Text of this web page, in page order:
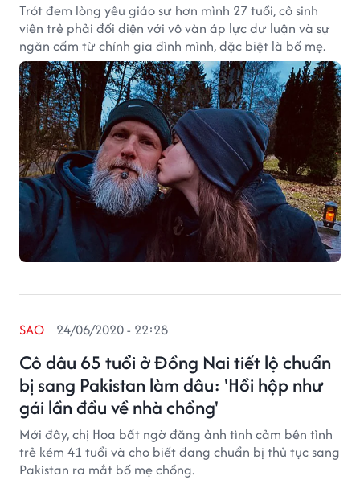
Trót đem lòng yêu giáo sư hơn mình 27 tuổi, cô sinh
viên trẻ phải đối diện với vô vàn áp lực dư luận và sự
ngăn cấm từ chính gia đình mình, đặc biệt là bố mẹ.
Cô dâu 65 tuổi ở Đồng Nai tiết lộ chuẩn
bị sang Pakistan làm dâu: 'Hồi hộp như
gái lần đầu về nhà chồng'
SAO 24/06/2020 - 22:28
Mới đây, chị Hoa bất ngờ đăng ảnh tình cảm bên tình
trẻ kém 41 tuổi và cho biết đang chuẩn bị thủ tục sang
Pakistan ra mắt bố mẹ chồng.